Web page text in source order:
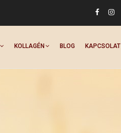
KOLLAGÉN BLOG KAPCSOLAT